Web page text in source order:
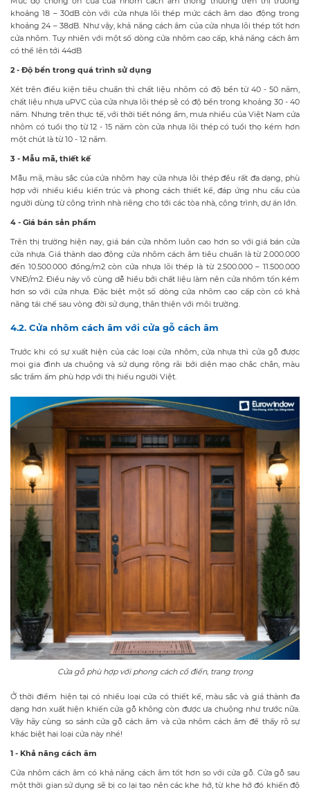
khoảng 18 – 30dB còn với cửa nhựa lõi thép mức cách âm dao động trong
khoảng 24 – 38dB. Như vậy, khả năng cách âm của cửa nhựa lõi thép tốt hơn
cửa nhôm. Tuy nhiên với một số dòng cửa nhôm cao cấp, khả năng cách âm
có thể lên tới 44dB
2 - Độ bền trong quá trình sử dụng
Xét trên điều kiện tiêu chuẩn thì chất liệu nhôm có độ bền từ 40 - 50 năm,
chất liệu nhựa uPVC của cửa nhựa lõi thép sẽ có độ bền trong khoảng 30 - 40
năm. Nhưng trên thực tế, với thời tiết nóng ẩm, mưa nhiều của Việt Nam cửa
nhôm có tuổi thọ từ 12 - 15 năm còn cửa nhựa lõi thép có tuổi thọ kém hơn
một chút là từ 10 - 12 năm.
3 - Mẫu mã, thiết kế
Mẫu mã, màu sắc của cửa nhôm hay cửa nhựa lõi thép đều rất đa dạng, phù
hợp với nhiều kiểu kiến trúc và phong cách thiết kế, đáp ứng nhu cầu của
người dùng từ công trình nhà riêng cho tới các tòa nhà, công trình, dự án lớn.
4 - Giá bán sản phẩm
Trên thị trường hiện nay, giá bán cửa nhôm luôn cao hơn so với giá bán cửa
cửa nhựa. Giá thành dao động cửa nhôm cách âm tiêu chuẩn là từ 2.000.000
đến 10.500.000 đồng/m2 còn cửa nhựa lõi thép là từ 2.500.000 – 11.500.000
VNĐ/m2. Điều này vô cùng dễ hiểu bởi chất liệu làm nên cửa nhôm tốn kém
hơn so với cửa nhựa. Đặc biệt một số dòng cửa nhôm cao cấp còn có khả
năng tái chế sau vòng đời sử dụng, thân thiện với môi trường.
4.2. Cửa nhôm cách âm với cửa gỗ cách âm
Trước khi có sự xuất hiện của các loại cửa nhôm, cửa nhựa thì cửa gỗ được
mọi gia đình ưa chuộng và sử dụng rộng rãi bởi diện mạo chắc chắn, màu
sắc trầm ấm phù hợp với thị hiếu người Việt.
Cửa gỗ phù hợp với phong cách cổ điển, trang trọng
Ở thời điểm hiện tại có nhiều loại cửa có thiết kế, màu sắc và giá thành đa
dạng hơn xuất hiện khiến cửa gỗ không còn được ưa chuộng như trước nữa.
Vậy hãy cùng so sánh cửa gỗ cách âm và cửa nhôm cách âm để thấy rõ sự
khác biệt hai loại cửa này nhé!
1 - Khả năng cách âm
Cửa nhôm cách âm có khả năng cách âm tốt hơn so với cửa gỗ. Cửa gỗ sau
một thời gian sử dụng sẽ bị co lại tạo nên các khe hở, từ khe hở đó khiến độ